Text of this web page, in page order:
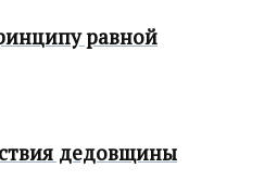
равной
дедовщины